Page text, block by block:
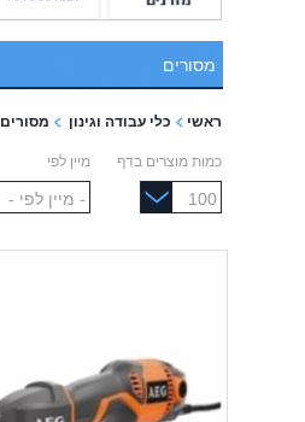
מסורים
ראשי כלי עבודה וגינון מסורים
כמות מוצרים בדף מיין לפי